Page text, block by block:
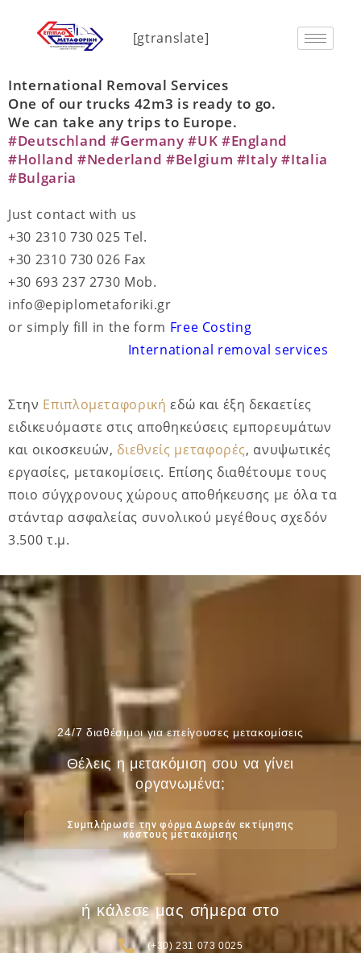
[gtranslate]
International Removal Services
One of our trucks 42m3 is ready to go.
We can take any trips to Europe.
#Deutschland #Germany #UK #England
#Holland #Nederland #Belgium #Italy #Italia
#Bulgaria
Just contact with us
+30 2310 730 025 Tel.
+30 2310 730 026 Fax
+30 693 237 2730 Mob.
info@epiplometaforiki.gr
or simply fill in the form Free Costing
International removal services
Στην Επιπλομεταφορική εδώ και έξη δεκαετίες
ειδικευόμαστε στις αποθηκεύσεις εμπορευμάτων
και οικοσκευών, διεθνείς μεταφορές, ανυψωτικές
εργασίες, μετακομίσεις. Επίσης διαθέτουμε τους
ποιο σύγχρονους χώρους αποθήκευσης με όλα τα
στάνταρ ασφαλείας συνολικού μεγέθους σχεδόν
3.500 τ.μ.
24/7 διαθέσιμοι για επείγουσες μετακομίσεις
Θέλεις η μετακόμιση σου να γίνει
οργανωμένα;
Συμπλήρωσε την φόρμα Δωρεάν εκτίμησης
κόστους μετακόμισης
ή κάλεσε μας σήμερα στο
(+30) 231 073 0025